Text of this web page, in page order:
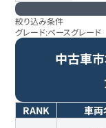
絞り込み条件
グレード:ベースグレード
中古車市
RANK 車両